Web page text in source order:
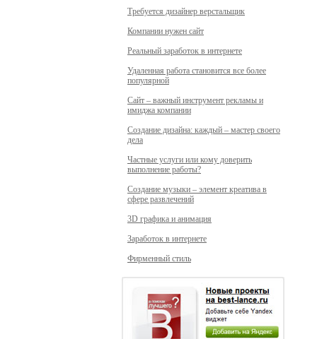
Требуется дизайнер верстальщик
Компании нужен сайт
Реальный заработок в интернете
Удаленная работа становится все более
популярной
Сайт – важный инструмент рекламы и
имиджа компании
Создание дизайна: каждый – мастер своего
дела
Частные услуги или кому доверить
выполнение работы?
Создание музыки – элемент креатива в
сфере развлечений
3D графика и анимация
Заработок в интернете
Фирменный стиль